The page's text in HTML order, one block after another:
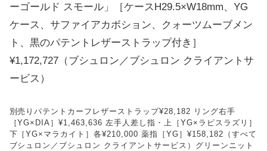
ーゴールド スモール」［ケースH29.5×W18mm、YG
ケース、サファイアカボション、クォーツムーブメン
ト、黒のパテントレザーストラップ付き］
¥1,172,727（ブシュロン／ブシュロン クライアントサ
ービス）
別売りパテントカーフレザーストラップ¥28,182 リング右手
［YG×DIA］¥1,463,636 左手人差し指・上［YG×ラピスラズリ］
下［YG×マラカイト］各¥210,000 薬指［YG］¥158,182（すべて
ブシュロン／ブシュロン クライアントサービス）グリーンニット